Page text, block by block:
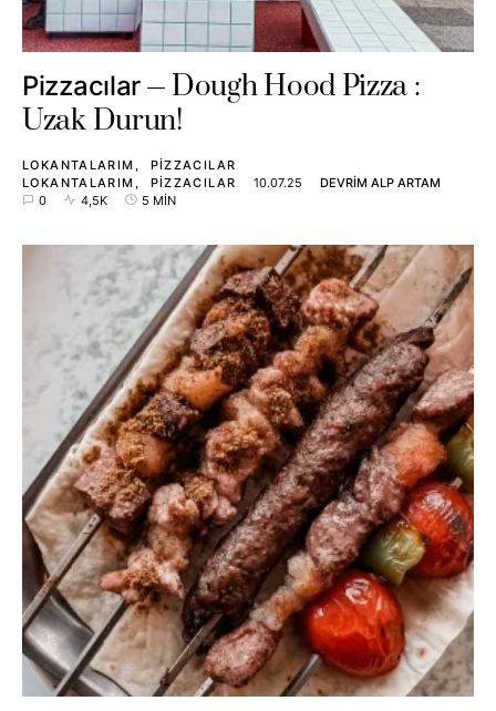
Pizzacılar
Dough Hood Pizza :
Uzak Durun!
LOKANTALARIM
PIZZACILAR
LOKANTALARIM
PIZZACILAR 10.07.25
DEVRIM ALP ARTAM
0
4,5K 5 MIN